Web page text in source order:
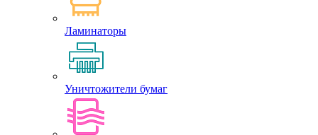
Ламинаторы
Уничтожители бумаг